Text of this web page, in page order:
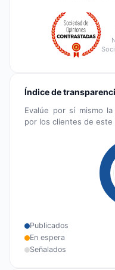
Índice de
Evalúe por sí mismo
por los clientes de este
Publicados
En espera
Señalados